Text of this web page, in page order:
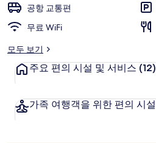
공항 교통편
무료 WiFi
모두 보기
주요 편의 시설 및 서비스 (12)
가족 여행객을 위한 편의 시설